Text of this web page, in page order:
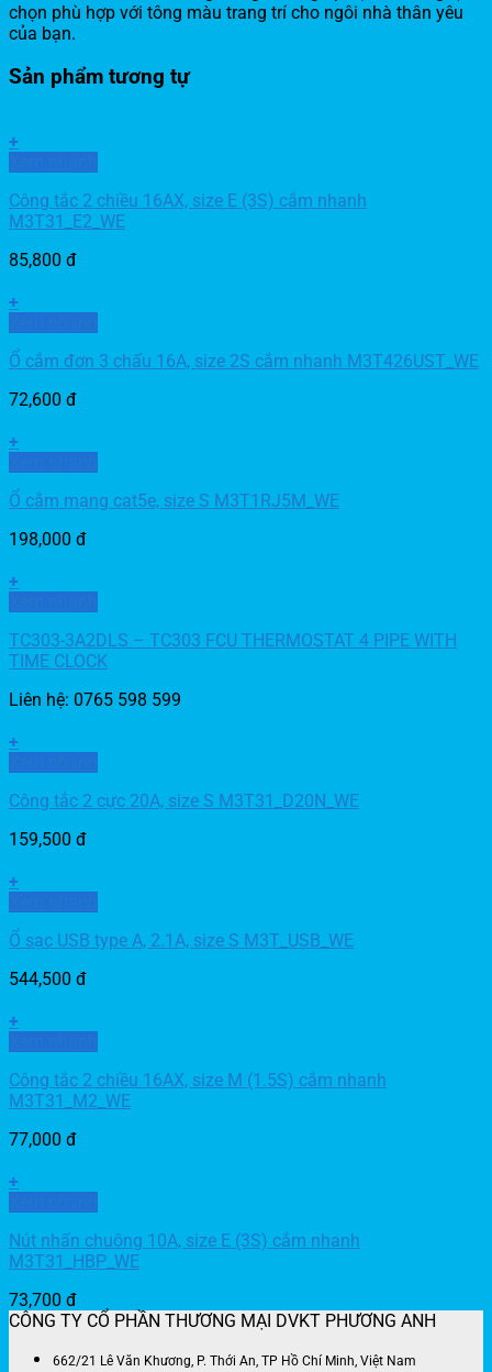
chọn phù hợp với tông màu trang trí cho ngôi nhà thân yêu
của bạn.
Sản phẩm tương tự
+
Công tắc 2 chiều 16AX, size E (3S) cắm nhanh
M3T31_E2_WE
85,800 đ
+
Ổ cắm đơn 3 chấu 16A, size 2S cắm nhanh M3T426UST_WE
72,600 đ
+
Ổ cắm mạng cat5e, size S M3T1RJ5M_WE
198,000 đ
+
TC303-3A2DLS – TC303 FCU THERMOSTAT 4 PIPE WITH
TIME CLOCK
Liên hệ: 0765 598 599
+
Công tắc 2 cực 20A, size S M3T31_D20N_WE
159,500 đ
+
Ổ sạc USB type A, 2.1A, size S M3T_USB_WE
544,500 đ
+
Công tắc 2 chiều 16AX, size M (1.5S) cắm nhanh
M3T31_M2_WE
77,000 đ
+
Nút nhấn chuông 10A, size E (3S) cắm nhanh
M3T31_HBP_WE
73,700 đ
CÔNG TY CỔ PHẦN THƯƠNG MẠI DVKT PHƯƠNG ANH
662/21 Lê Văn Khương, P. Thới An, TP Hồ Chí Minh, Việt Nam